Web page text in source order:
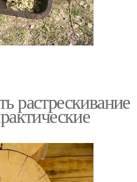
растрескивание